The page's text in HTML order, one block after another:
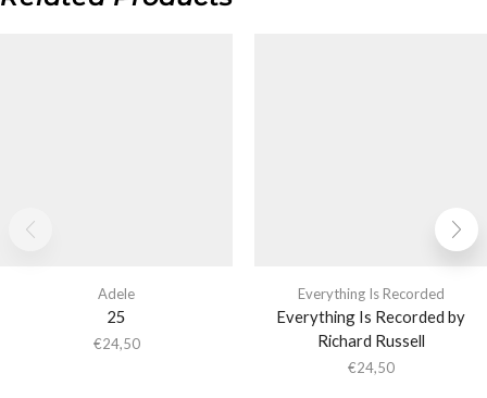
Adele
25
€24,50
Everything Is Recorded
Everything Is Recorded by
Richard Russell
€24,50